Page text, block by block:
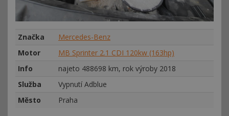
Značka
Mercedes-Benz
Motor
MB Sprinter 2.1 CDI 120kw (163hp)
Info
najeto 488698 km, rok výroby 2018
Služba
Vypnutí Adblue
Město
Praha